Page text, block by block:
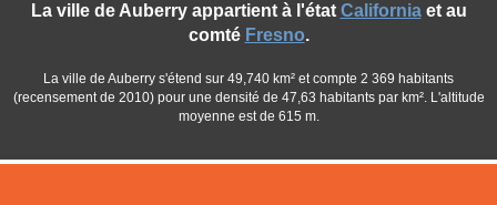
La ville de Auberry appartient à l'état Californiaet au
comté Fresno.
La ville de Auberry s'étend sur 49,740 km² et compte 2 369 habitants
(recensement de 2010) pour une densité de 47,63 habitants par km². L'altitude
moyenne est de 615 m.